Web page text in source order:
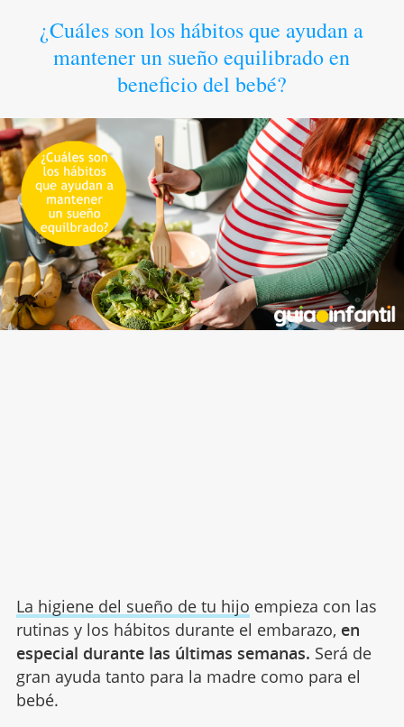
¿Cuáles son los hábitos que ayudan a
mantener un sueño equilibrado en
beneficio del bebé?
La higiene del sueño de tu hijo empieza con las
rutinas y los hábitos durante el embarazo, en
especial durante las últimas semanas. Será de
gran ayuda tanto para la madre como para el
bebé.